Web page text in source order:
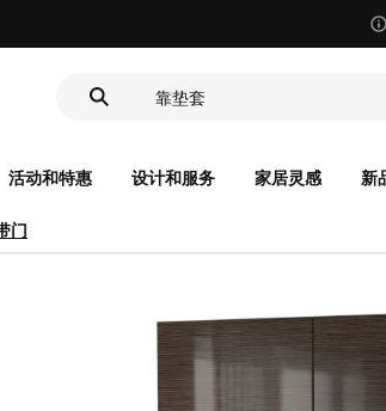
靠垫套
食品盒
活动和特惠 设计和服务 家居灵感 新
门